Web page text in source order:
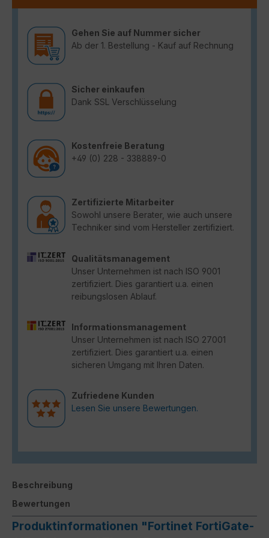
Gehen Sie auf Nummer sicher
Ab der 1. Bestellung - Kauf auf Rechnung
Sicher einkaufen
Dank SSL Verschlüsselung
Kostenfreie Beratung
+49 (0) 228 - 338889-0
Zertifizierte Mitarbeiter
Sowohl unsere Berater, wie auch unsere
Techniker sind vom Hersteller zertifiziert.
Qualitätsmanagement
Unser Unternehmen ist nach ISO 9001
zertifiziert. Dies garantiert u.a. einen
reibungslosen Ablauf.
Informationsmanagement
Unser Unternehmen ist nach ISO 27001
zertifiziert. Dies garantiert u.a. einen
sicheren Umgang mit Ihren Daten.
Zufriedene Kunden
Lesen Sie unsere Bewertungen.
Beschreibung
Bewertungen
Produktinformationen "Fortinet FortiGate-